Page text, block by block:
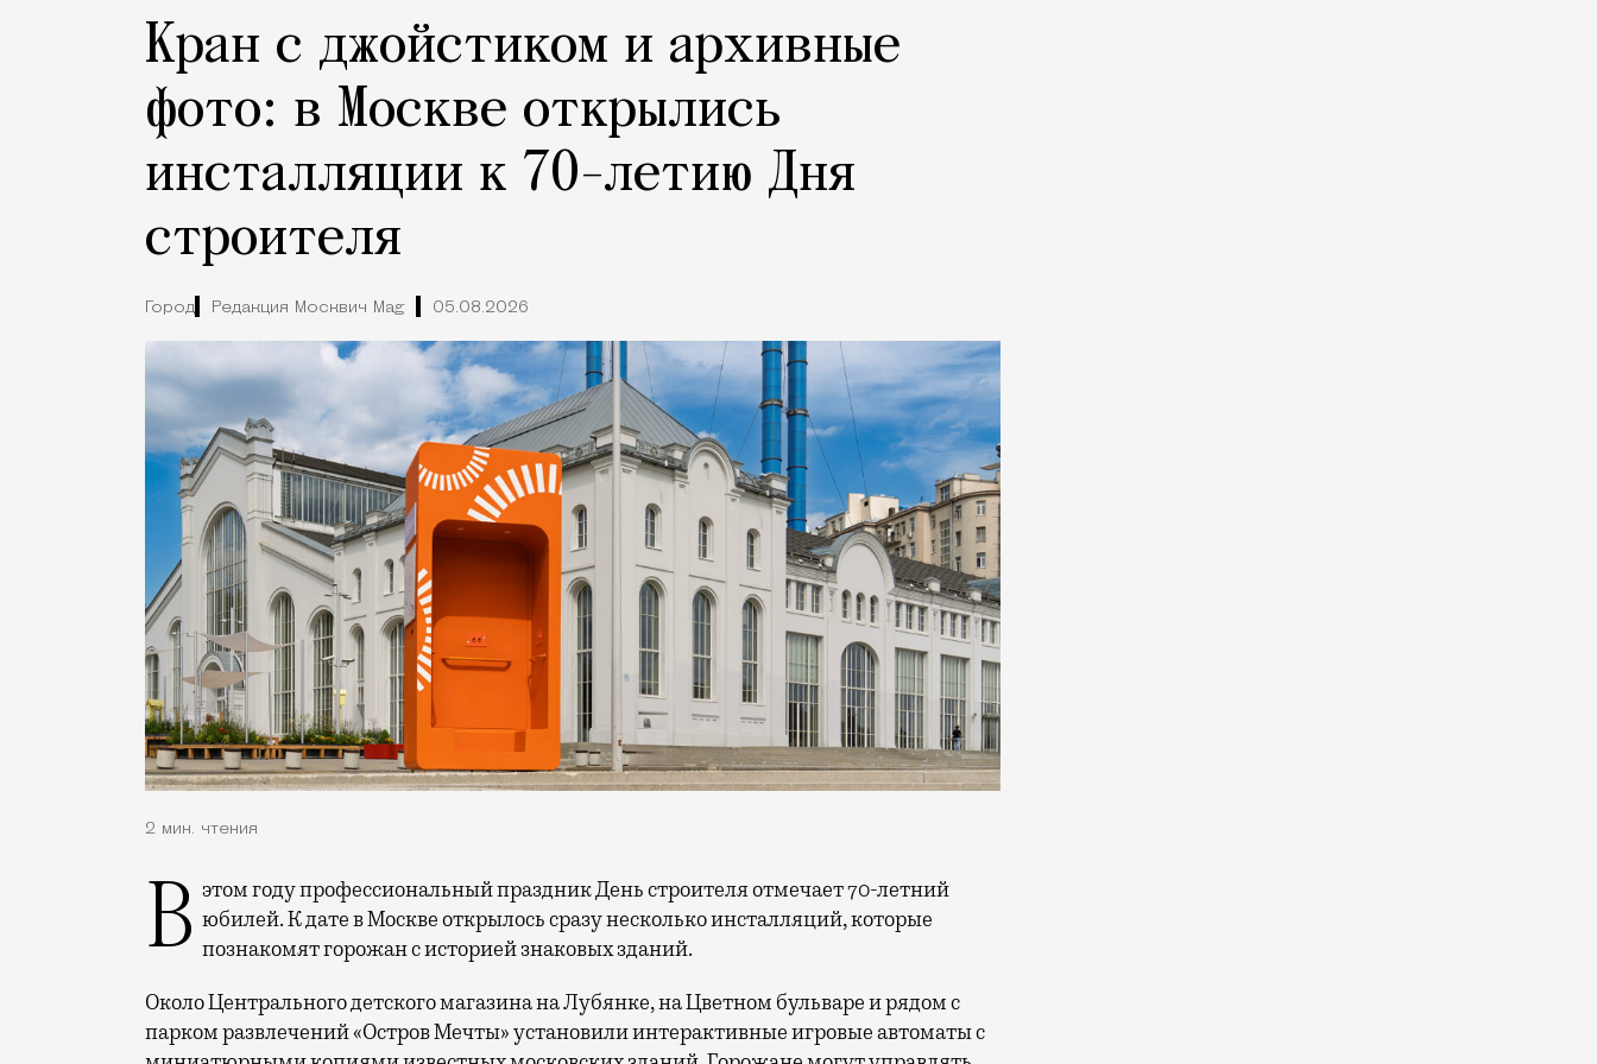
Кран с джойстиком и архивные
фото: в Москве открылись
инсталляции к 70-летию Дня
строителя
Город Редакция Москвич Mag 05.08.2026
2 мин. чтения
В этом году профессиональный праздник День строителя отмечает 70-летний юбилей. К дате в Москве открылось сразу несколько инсталляций, которые
познакомят горожан с историей знаковых зданий.
Около Центрального детского магазина на Лубянке, на Цветном бульваре и рядом с
парком развлечений «Остров Мечты» установили интерактивные игровые автоматы с